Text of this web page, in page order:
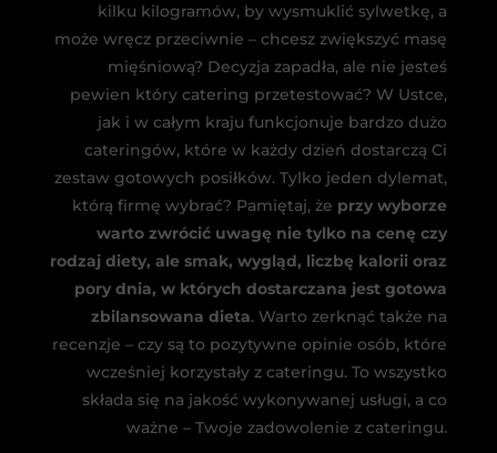
kilku kilogramów, by wysmuklić sylwetkę, a
może wręcz przeciwnie – chcesz zwiększyć masę
mięśniową? Decyzja zapadła, ale nie jesteś
pewien który catering przetestować? W Ustce,
jak i w całym kraju funkcjonuje bardzo dużo
cateringów, które w każdy dzień dostarczą Ci
zestaw gotowych posiłków. Tylko jeden dylemat,
którą firmę wybrać? Pamiętaj, że przy wyborze
warto zwrócić uwagę nie tylko na cenę czy
rodzaj diety, ale smak, wygląd, liczbę kalorii oraz
pory dnia, w których dostarczana jest gotowa
zbilansowana dieta. Warto zerknąć także na
recenzje – czy są to pozytywne opinie osób, które
wcześniej korzystały z cateringu. To wszystko
składa się na jakość wykonywanej usługi, a co
ważne – Twoje zadowolenie z cateringu.